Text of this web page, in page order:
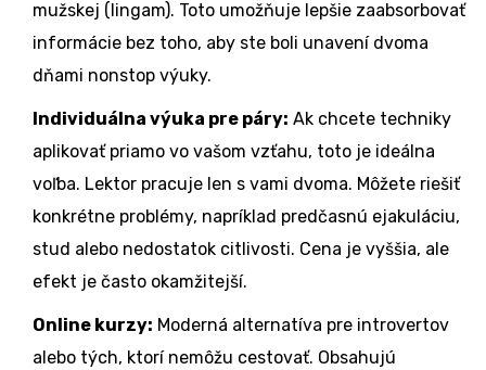
mužskej (lingam). Toto umožňuje lepšie zaabsorbovať
informácie bez toho, aby ste boli unavení dvoma
dňami nonstop výuky.
Individuálna výuka pre páry: Ak chcete techniky
aplikovať priamo vo vašom vzťahu, toto je ideálna
voľba. Lektor pracuje len s vami dvoma. Môžete riešiť
konkrétne problémy, napríklad predčasnú ejakuláciu,
stud alebo nedostatok citlivosti. Cena je vyššia, ale
efekt je často okamžitejší.
Online kurzy: Moderná alternatíva pre introvertov
alebo tých, ktorí nemôžu cestovať. Obsahujú